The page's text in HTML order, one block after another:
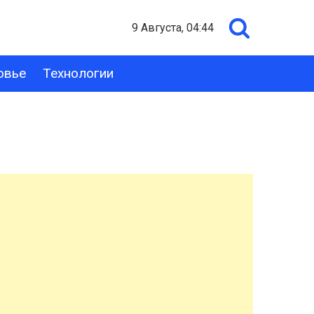
9 Августа, 04:44
Технологии